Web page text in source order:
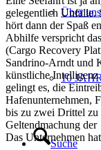
Über uns
10
Suche
gelegentlich Unfälle.
hört dann der Spaß
Abhilfe verspricht
(Cargo Recovery
Sandrino-Arndt und
künstliche
gelingt es, die
Hafenunternehmen,
bis zu zwei Drittel zu
Geltendmachung
Das Unternehmen